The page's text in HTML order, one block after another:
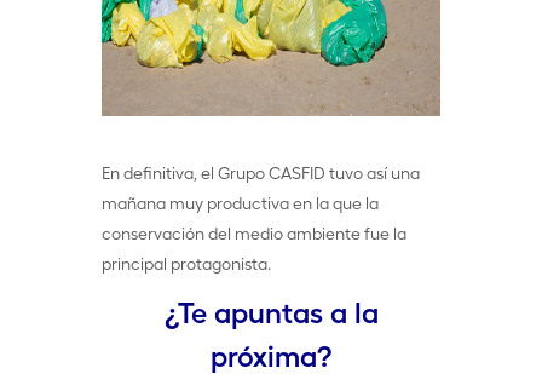
En definitiva, el Grupo CASFID tuvo así una
mañana muy productiva en la que la
conservación del medio ambiente fue la
principal protagonista.
¿Te apuntas a la
próxima?